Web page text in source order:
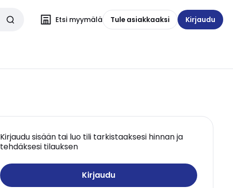
Etsi myymälä Tule asiakkaaksi Kirjaudu
Kirjaudu sisään tai luo tili tarkistaaksesi hinnan ja
tehdäksesi tilauksen
Kirjaudu